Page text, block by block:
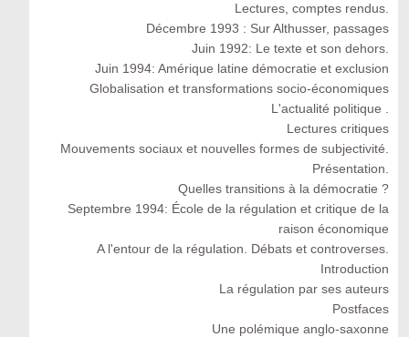
Lectures, comptes rendus.
Décembre 1993 : Sur Althusser, passages
Juin 1992: Le texte et son dehors.
Juin 1994: Amérique latine démocratie et exclusion
Globalisation et transformations socio-économiques
L'actualité politique .
Lectures critiques
Mouvements sociaux et nouvelles formes de subjectivité.
Présentation.
Quelles transitions à la démocratie ?
Septembre 1994: École de la régulation et critique de la
raison économique
A l'entour de la régulation. Débats et controverses.
Introduction
La régulation par ses auteurs
Postfaces
Une polémique anglo-saxonne